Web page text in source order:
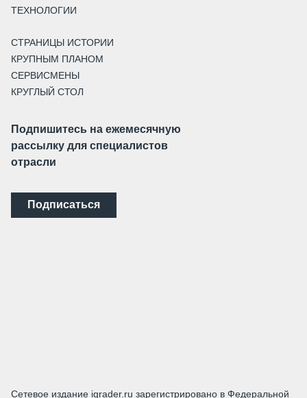
ТЕХНОЛОГИИ
СТРАНИЦЫ ИСТОРИИ
КРУПНЫМ ПЛАНОМ
СЕРВИСМЕНЫ
КРУГЛЫЙ СТОЛ
Подпишитесь на ежемесячную
рассылку для специалистов
отрасли
Подписаться
Сетевое издание igrader.ru зарегистрировано в Федеральной